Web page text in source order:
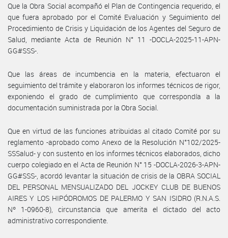
Que la Obra Social acompañó el Plan de Contingencia requerido, el
que fuera aprobado por el Comité Evaluación y Seguimiento del
Procedimiento de Crisis y Liquidación de los Agentes del Seguro de
Salud, mediante Acta de Reunión N° 11 -DOCLA-2025-11-APN-
GG#SSS-.
Que las áreas de incumbencia en la materia, efectuaron el
seguimiento del trámite y elaboraron los informes técnicos de rigor,
exponiendo el grado de cumplimiento que correspondía a la
documentación suministrada por la Obra Social.
Que en virtud de las funciones atribuidas al citado Comité por su
reglamento -aprobado como Anexo de la Resolución N°102/2025-
SSSalud- y con sustento en los informes técnicos elaborados, dicho
cuerpo colegiado en el Acta de Reunión N° 15 -DOCLA-2026-3-APN-
GG#SSS-, acordó levantar la situación de crisis de la OBRA SOCIAL
DEL PERSONAL MENSUALIZADO DEL JOCKEY CLUB DE BUENOS
AIRES Y LOS HIPÓDROMOS DE PALERMO Y SAN ISIDRO (R.N.A.S.
Nº 1-0960-8), circunstancia que amerita el dictado del acto
administrativo correspondiente.